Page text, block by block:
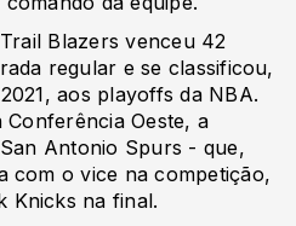
Blazers venceu 42
regular e se classificou,
aos playoffs da NBA.
Conferência Oeste, a
Antonio Spurs - que,
com o vice na competição,
Knicks na final.